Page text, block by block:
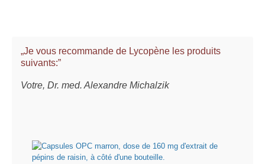
„Je vous recommande de Lycopène les produits
suivants:”
Votre, Dr. med. Alexandre Michalzik